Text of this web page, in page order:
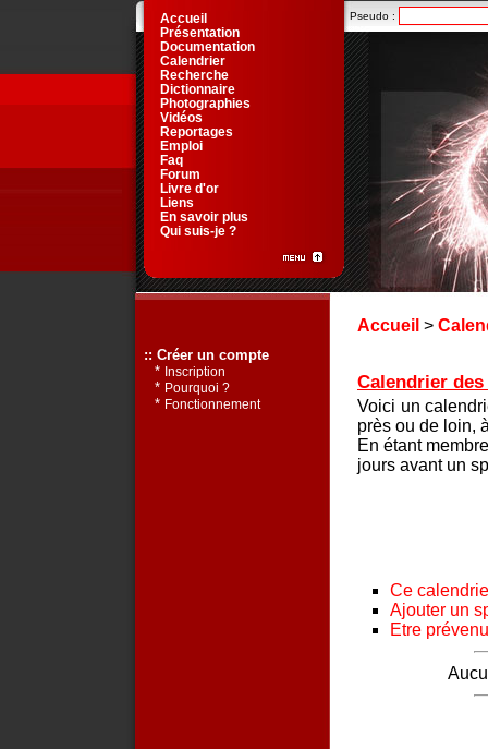
Accueil >
Calendrier
Voici un
près ou de loin,
En étant
jours avant un
Ce
Ajouter un
Etre
Pseudo :
Accueil
Présentation
Documentation
Calendrier
Recherche
Dictionnaire
Photographies
Vidéos
Reportages
Emploi
Faq
Forum
Livre d'or
Liens
En savoir plus
Qui suis-je ?
:: Créer un compte
* Inscription
* Pourquoi ?
* Fonctionnement